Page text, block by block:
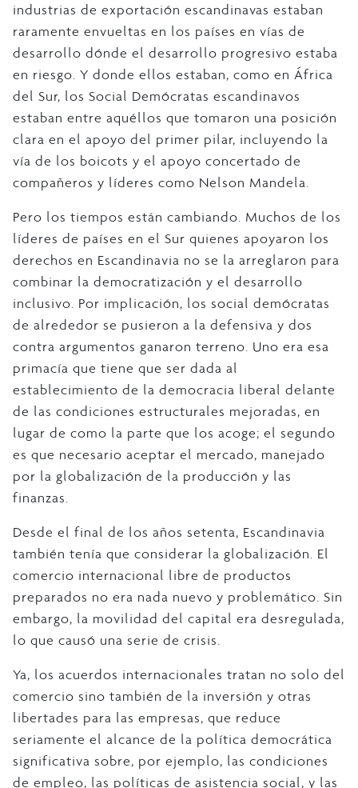
industrias de exportación escandinavas estaban
raramente envueltas en los países en vías de
desarrollo dónde el desarrollo progresivo estaba
en riesgo. Y donde ellos estaban, como en África
del Sur, los Social Demócratas escandinavos
estaban entre aquéllos que tomaron una posición
clara en el apoyo del primer pilar, incluyendo la
vía de los boicots y el apoyo concertado de
compañeros y líderes como Nelson Mandela.
Pero los tiempos están cambiando. Muchos de los
líderes de países en el Sur quienes apoyaron los
derechos en Escandinavia no se la arreglaron para
combinar la democratización y el desarrollo
inclusivo. Por implicación, los social demócratas
de alrededor se pusieron a la defensiva y dos
contra argumentos ganaron terreno. Uno era esa
primacía que tiene que ser dada al
establecimiento de la democracia liberal delante
de las condiciones estructurales mejoradas, en
lugar de como la parte que los acoge; el segundo
es que necesario aceptar el mercado, manejado
por la globalización de la producción y las
finanzas.
Desde el final de los años setenta, Escandinavia
también tenía que considerar la globalización. El
comercio internacional libre de productos
preparados no era nada nuevo y problemático. Sin
embargo, la movilidad del capital era desregulada,
lo que causó una serie de crisis.
Ya, los acuerdos internacionales tratan no solo del
comercio sino también de la inversión y otras
libertades para las empresas, que reduce
seriamente el alcance de la política democrática
significativa sobre, por ejemplo, las condiciones
de empleo, las políticas de asistencia social, y las